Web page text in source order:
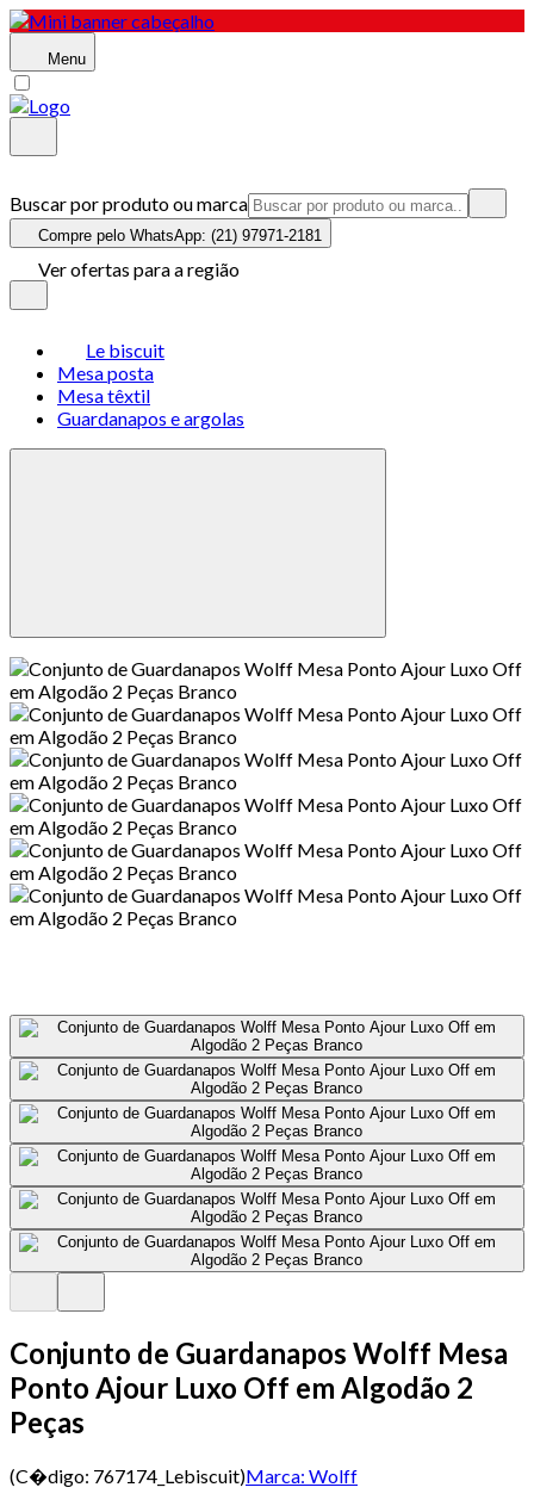
Menu
Buscar por produto ou marca
Compre pelo WhatsApp: (21) 97971-2181
Ver ofertas para a região
Le biscuit
Mesa posta
Mesa têxtil
Guardanapos e argolas
Conjunto de Guardanapos Wolff Mesa
Ponto Ajour Luxo Off em Algodão 2
Peças
(C�digo: 767174_Lebiscuit)Marca: Wolff